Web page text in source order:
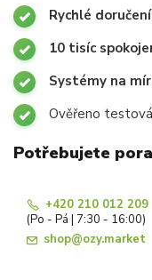
Rychlé doručení
10 tisíc
Systémy na
Ověřeno
Potřebujete
+420 210 012 209
(Po - Pá | 7:30 - 16:00)
shop@ozy.market